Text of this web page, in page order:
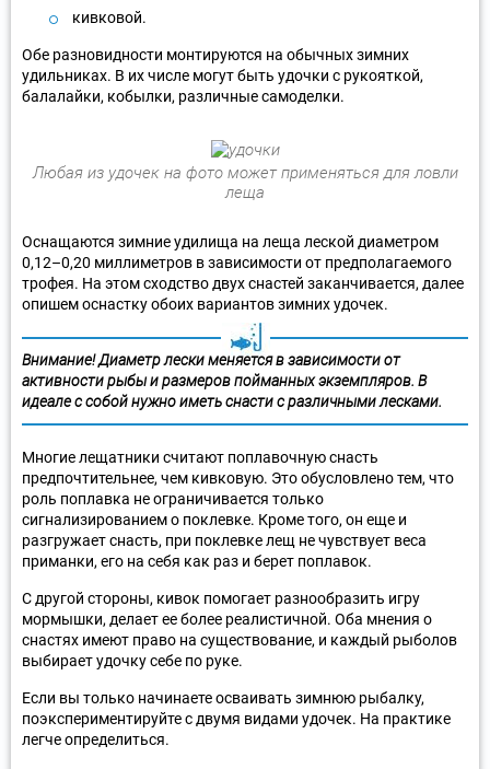
кивковой.
Обе разновидности монтируются на обычных зимних
удильниках. В их числе могут быть удочки с рукояткой,
балалайки, кобылки, различные самоделки.
Любая из удочек на фото может применяться для ловли
леща
Оснащаются зимние удилища на леща леской диаметром
0,12–0,20 миллиметров в зависимости от предполагаемого
трофея. На этом сходство двух снастей заканчивается, далее
опишем оснастку обоих вариантов зимних удочек.
Внимание! Диаметр лески меняется в зависимости от
активности рыбы и размеров пойманных экземпляров. В
идеале с собой нужно иметь снасти с различными лесками.
Многие лещатники считают поплавочную снасть
предпочтительнее, чем кивковую. Это обусловлено тем, что
роль поплавка не ограничивается только
сигнализированием о поклевке. Кроме того, он еще и
разгружает снасть, при поклевке лещ не чувствует веса
приманки, его на себя как раз и берет поплавок.
С другой стороны, кивок помогает разнообразить игру
мормышки, делает ее более реалистичной. Оба мнения о
снастях имеют право на существование, и каждый рыболов
выбирает удочку себе по руке.
Если вы только начинаете осваивать зимнюю рыбалку,
поэкспериментируйте с двумя видами удочек. На практике
легче определиться.